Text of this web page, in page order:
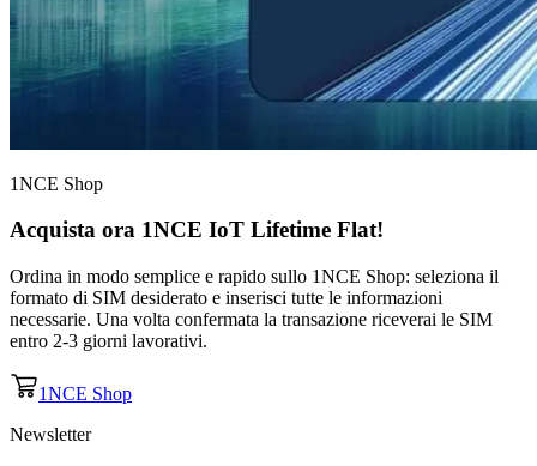
1NCE Shop
Acquista ora 1NCE IoT Lifetime Flat!
Ordina in modo semplice e rapido sullo 1NCE Shop: seleziona il
formato di SIM desiderato e inserisci tutte le informazioni
necessarie. Una volta confermata la transazione riceverai le SIM
entro 2-3 giorni lavorativi.
1NCE Shop
Newsletter